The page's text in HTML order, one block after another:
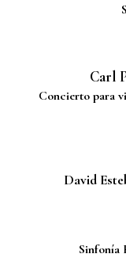
Carl
Concierto para
David
Sinfonía